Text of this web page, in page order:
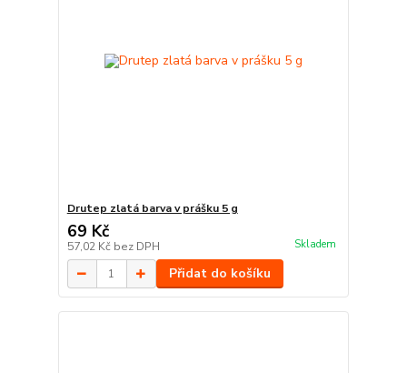
Drutep zlatá barva v prášku 5 g
69 Kč
57,02 Kč bez DPH Skladem
Přidat do košíku